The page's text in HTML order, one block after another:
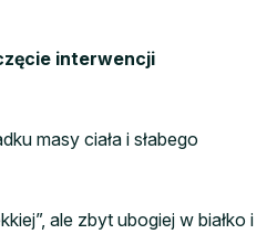
interwencji
masy ciała i słabego
ale zbyt ubogiej w białko i